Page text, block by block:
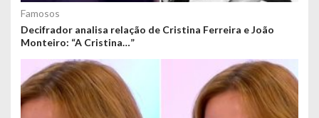
Famosos
Decifrador analisa relação de Cristina Ferreira e João
Monteiro: “A Cristina…”